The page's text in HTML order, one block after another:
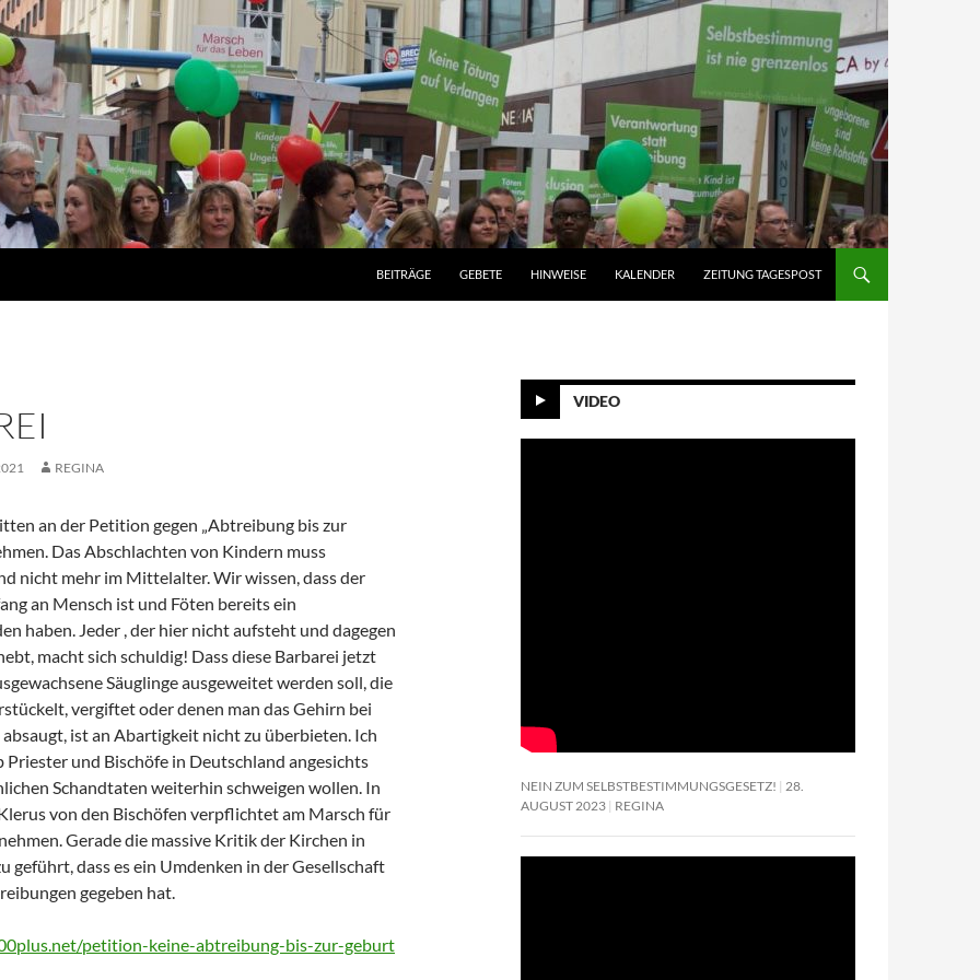
BEITRÄGE GEBETE HINWEISE KALENDER ZEITUNG TAGESPOST
REGINA
an der Petition gegen „Abtreibung bis zur
Das Abschlachten von Kindern muss
nicht mehr im Mittelalter. Wir wissen, dass der
an Mensch ist und Föten bereits ein
haben. Jeder , der hier nicht aufsteht und dagegen
macht sich schuldig! Dass diese Barbarei jetzt
Säuglinge ausgeweitet werden soll, die
vergiftet oder denen man das Gehirn bei
ist an Abartigkeit nicht zu überbieten. Ich
Priester und Bischöfe in Deutschland angesichts
Schandtaten weiterhin schweigen wollen. In
von den Bischöfen verpflichtet am Marsch für
Gerade die massive Kritik der Kirchen in
geführt, dass es ein Umdenken in der Gesellschaft
gegeben hat.
petition-keine-abtreibung-bis-zur-geburt
VIDEO
NEIN ZUM SELBSTBESTIMMUNGSGESETZ! 28.
AUGUST 2023 REGINA